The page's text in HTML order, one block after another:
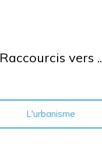
Raccourcis vers ..
L'urbanisme